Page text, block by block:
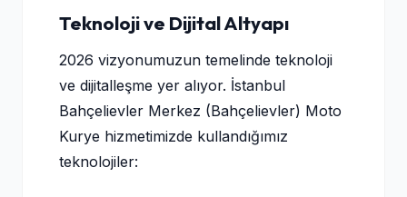
Teknoloji ve Dijital Altyapı
2026 vizyonumuzun temelinde teknoloji
ve dijitalleşme yer alıyor. İstanbul
Bahçelievler Merkez (Bahçelievler) Moto
Kurye hizmetimizde kullandığımız
teknolojiler: